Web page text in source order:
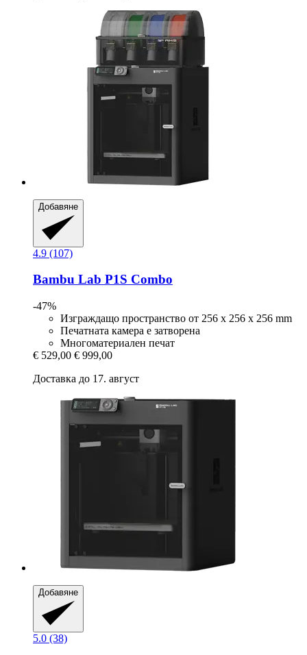
Добавяне
4.9 (107)
Bambu Lab P1S Combo
-47%
Изграждащо пространство от 256 x 256 x 256 mm
Печатната камера е затворена
Многоматериален печат
€ 529,00 € 999,00
Доставка до 17. август
Добавяне
5.0 (38)